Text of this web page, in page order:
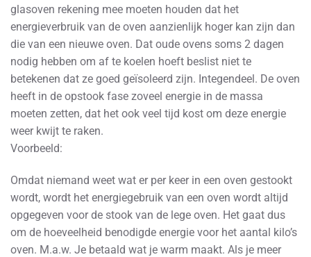
glasoven rekening mee moeten houden dat het
energieverbruik van de oven aanzienlijk hoger kan zijn dan
die van een nieuwe oven. Dat oude ovens soms 2 dagen
nodig hebben om af te koelen hoeft beslist niet te
betekenen dat ze goed geïsoleerd zijn. Integendeel. De oven
heeft in de opstook fase zoveel energie in de massa
moeten zetten, dat het ook veel tijd kost om deze energie
weer kwijt te raken.
Voorbeeld:
Omdat niemand weet wat er per keer in een oven gestookt
wordt, wordt het energiegebruik van een oven wordt altijd
opgegeven voor de stook van de lege oven. Het gaat dus
om de hoeveelheid benodigde energie voor het aantal kilo’s
oven. M.a.w. Je betaald wat je warm maakt. Als je meer